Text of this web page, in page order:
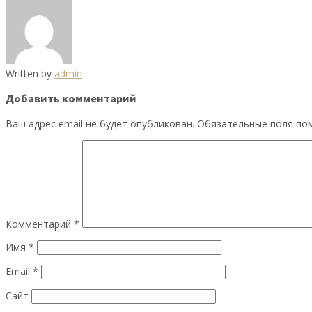
Written by admin
Добавить комментарий
Ваш адрес email не будет опубликован. Обязательные поля
Комментарий *
Имя *
Email *
Сайт